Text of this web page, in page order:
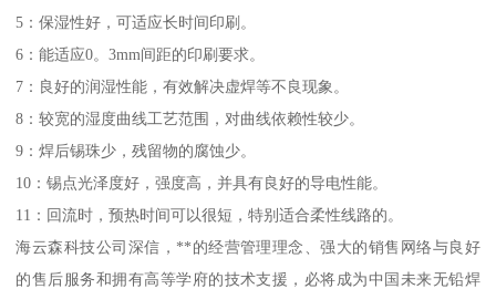
5：保湿性好，可适应长时间印刷。
6：能适应0。3mm间距的印刷要求。
7：良好的润湿性能，有效解决虚焊等不良现象。
8：较宽的湿度曲线工艺范围，对曲线依赖性较少。
9：焊后锡珠少，残留物的腐蚀少。
10：锡点光泽度好，强度高，并具有良好的导电性能。
11：回流时，预热时间可以很短，特别适合柔性线路的。
海云森科技公司深信，**的经营管理理念、强大的销售网络与良好
的售后服务和拥有高等学府的技术支援，必将成为中国未来无铅焊